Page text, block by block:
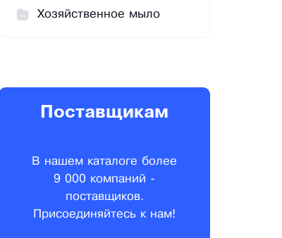
Хозяйственное мыло
Поставщикам
В нашем каталоге более
9 000 компаний -
поставщиков.
Присоединяйтесь к нам!